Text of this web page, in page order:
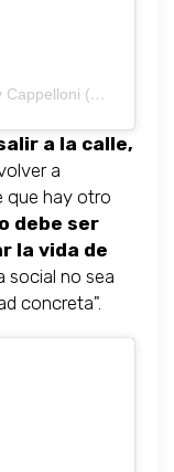
Una publicación compartida de Nancy Cappelloni (@nancycappelloni)
a la calle,
a
que hay otro
debe ser
la vida de
social no sea
concreta".